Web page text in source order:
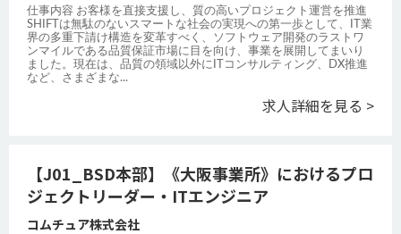
仕事内容 お客様を直接支援し、質の高いプロジェクト運営を推進
SHIFTは無駄のないスマートな社会の実現への第一歩として、IT業
界の多重下請け構造を変革すべく、ソフトウェア開発のラストワ
ンマイルである品質保証市場に目を向け、事業を展開してまいり
ました。現在は、品質の領域以外にITコンサルティング、DX推進
など、さまざまな...
求人詳細を見る >
【J01_BSD本部】《大阪事業所》におけるプロ
ジェクトリーダー・ITエンジニア
コムチュア株式会社